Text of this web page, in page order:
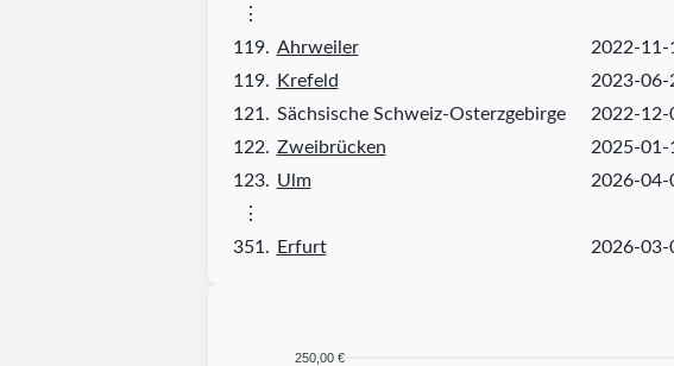
⋮
119. Ahrweiler 2022-11-
119.
Krefeld 2023-06-
121. Sächsische Schweiz-Osterzgebirge 2022-12-
122. Zweibrücken 2025-01-
123. Ulm 2026-04-
⋮
351.
Erfurt 2026-03-
250,00 €